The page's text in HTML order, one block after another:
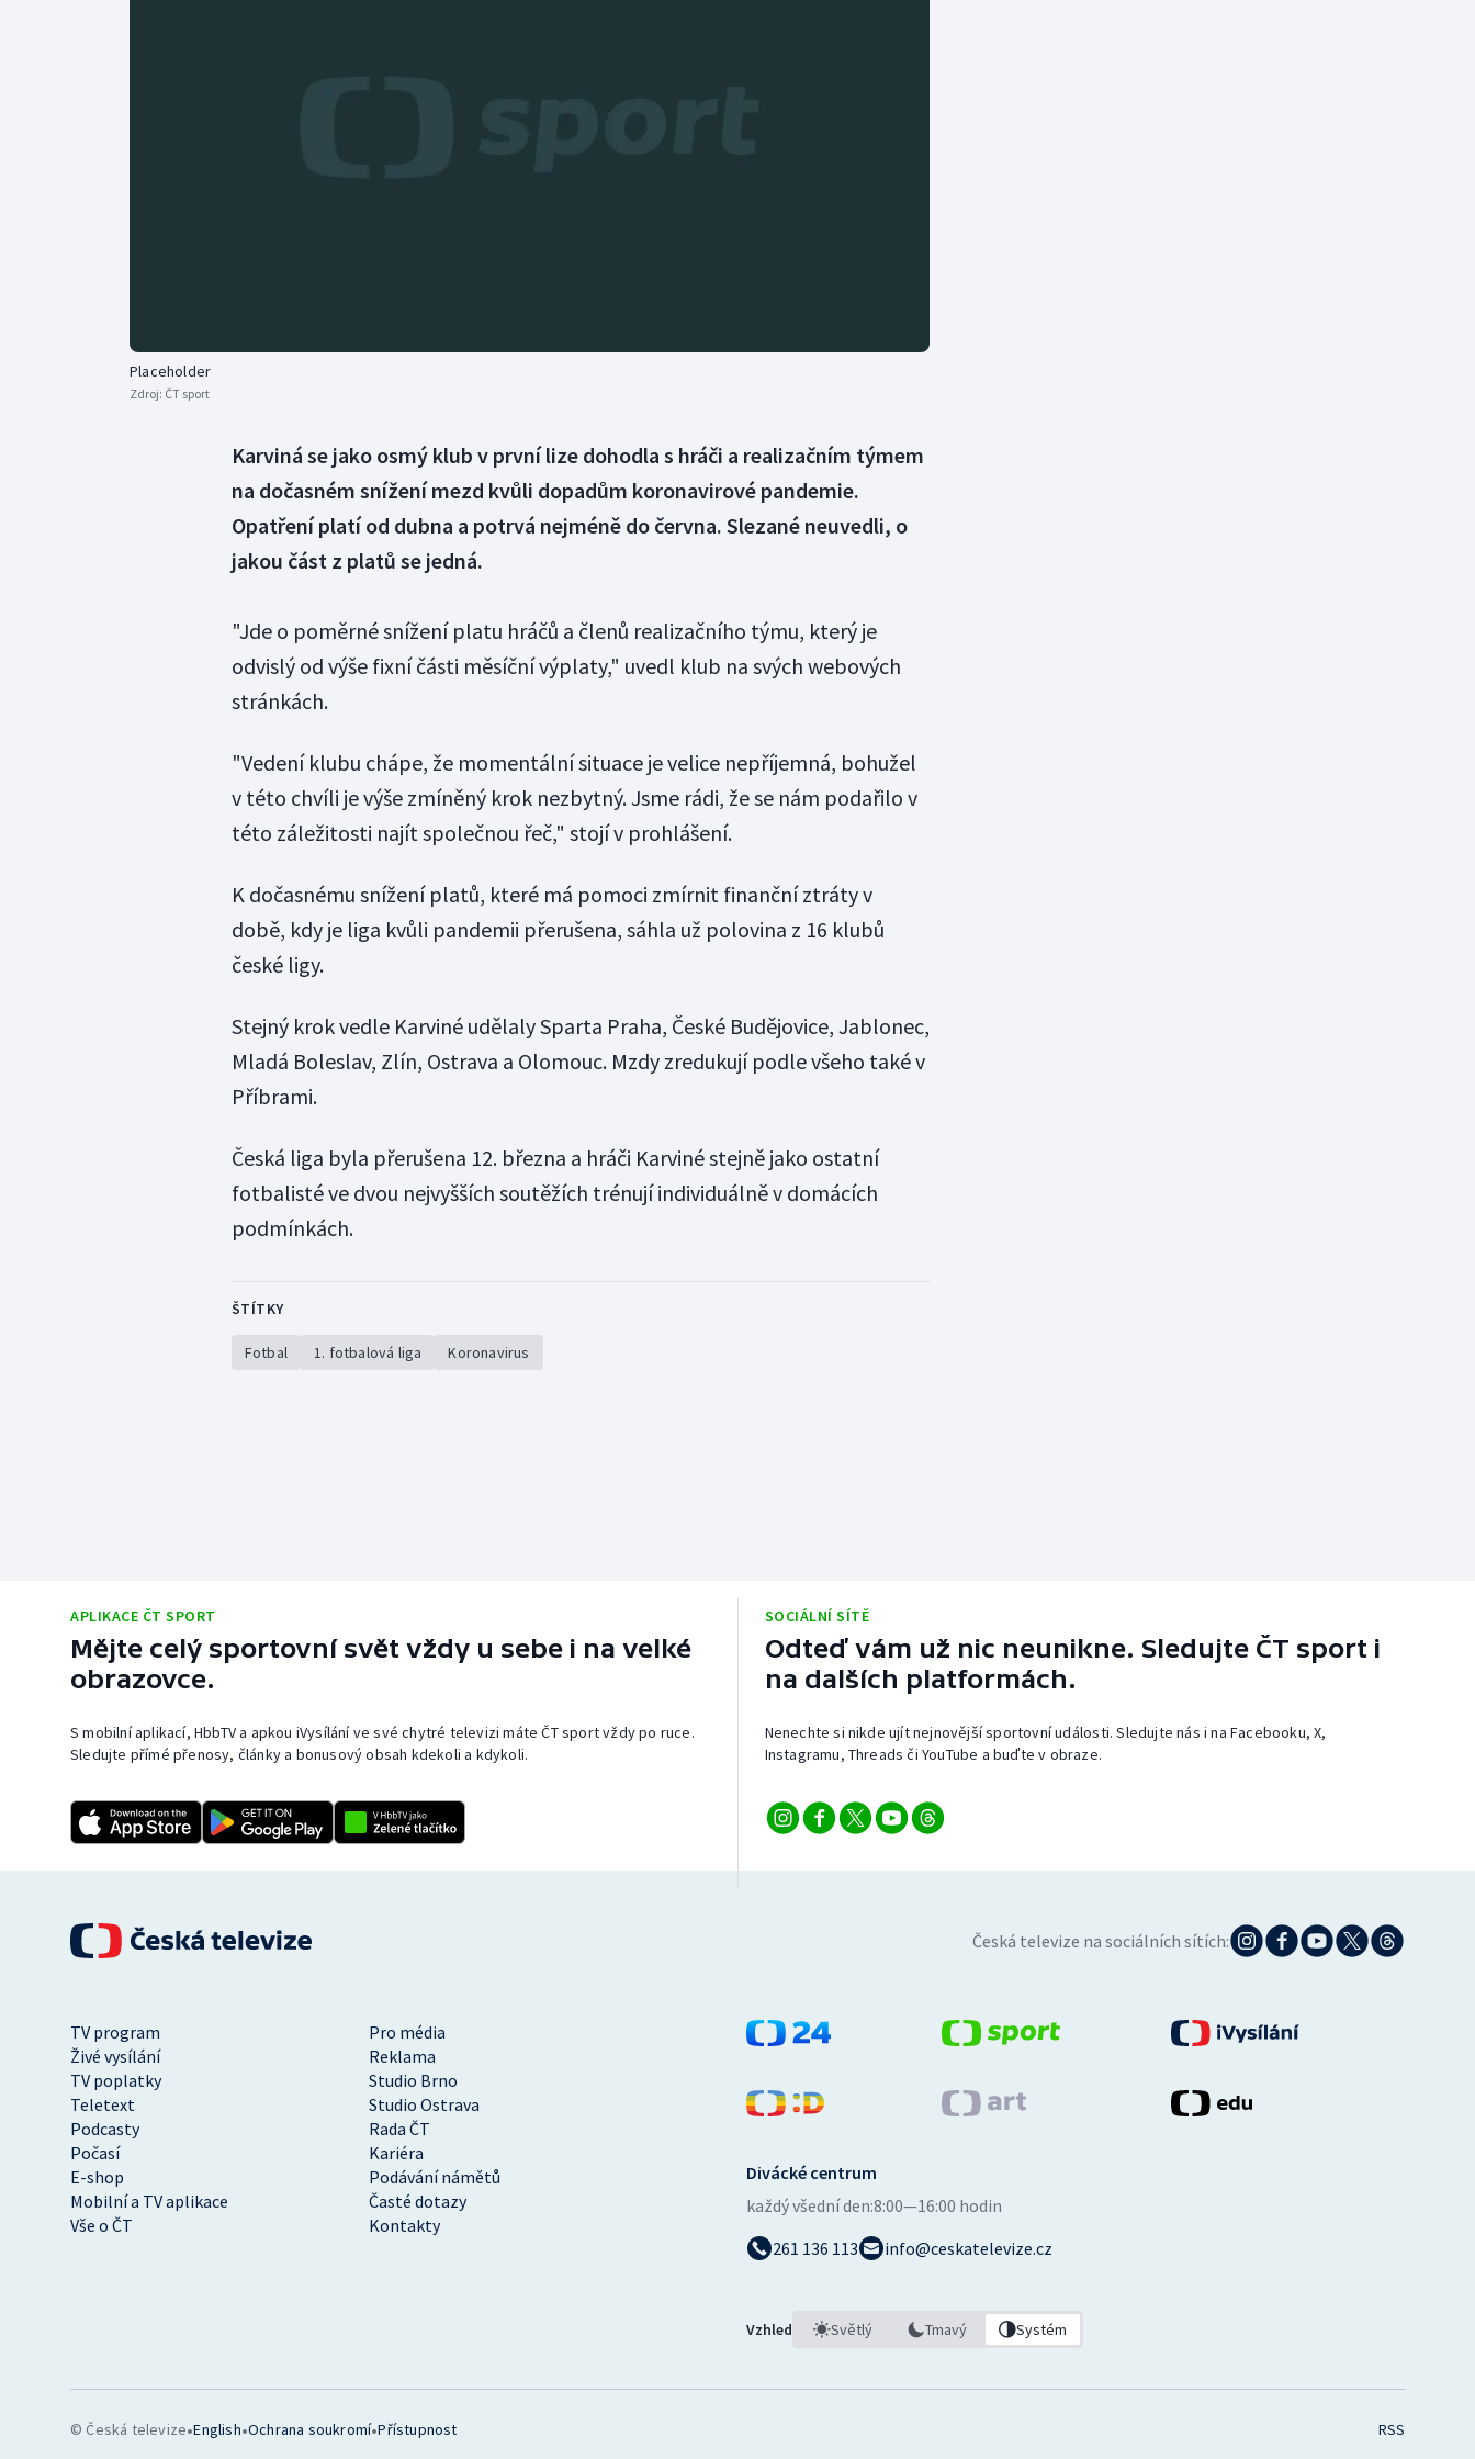
Placeholder
Zdroj: ČT sport
Karviná se jako osmý klub v první lize dohodla s hráči a realizačním týmem
na dočasném snížení mezd kvůli dopadům koronavirové pandemie.
Opatření platí od dubna a potrvá nejméně do června. Slezané neuvedli, o
jakou část z platů se jedná.
"Jde o poměrné snížení platu hráčů a členů realizačního týmu, který je
odvislý od výše fixní části měsíční výplaty," uvedl klub na svých webových
stránkách.
"Vedení klubu chápe, že momentální situace je velice nepříjemná, bohužel
v této chvíli je výše zmíněný krok nezbytný. Jsme rádi, že se nám podařilo v
této záležitosti najít společnou řeč," stojí v prohlášení.
K dočasnému snížení platů, které má pomoci zmírnit finanční ztráty v
době, kdy je liga kvůli pandemii přerušena, sáhla už polovina z 16 klubů
české ligy.
Stejný krok vedle Karviné udělaly Sparta Praha, České Budějovice, Jablonec,
Mladá Boleslav, Zlín, Ostrava a Olomouc. Mzdy zredukují podle všeho také v
Příbrami.
Česká liga byla přerušena 12. března a hráči Karviné stejně jako ostatní
fotbalisté ve dvou nejvyšších soutěžích trénují individuálně v domácích
podmínkách.
ŠTÍTKY
Fotbal 1. fotbalová liga Koronavirus
APLIKACE ČT SPORT
Mějte celý sportovní svět vždy u sebe i na velké
obrazovce.
S mobilní aplikací, HbbTV a apkou iVysílání ve své chytré televizi máte ČT sport vždy po ruce.
Sledujte přímé přenosy, články a bonusový obsah kdekoli a kdykoli.
SOCIÁLNÍ SÍTĚ
Odteď vám už nic neunikne. Sledujte ČT sport i
na dalších platformách.
Nenechte si nikde ujít nejnovější sportovní události. Sledujte nás i na Facebooku, X,
Instagramu, Threads či YouTube a buďte v obraze.
Česká televize na sociálních sítích:
TV program
Pro média
Živé vysílání
Reklama
TV poplatky
Studio Brno
Teletext
Studio Ostrava
Podcasty
Rada ČT
Počasí
Kariéra
E-shop
Podávání námětů
Mobilní a TV aplikace
Časté dotazy
Vše o ČT
Kontakty
Divácké centrum
každý všední den:8:00—16:00 hodin
261 136 113
info@ceskatelevize.cz
Vzhled Světlý Tmavý Systém
© Česká televize•English•Ochrana soukromí•Přístupnost RSS